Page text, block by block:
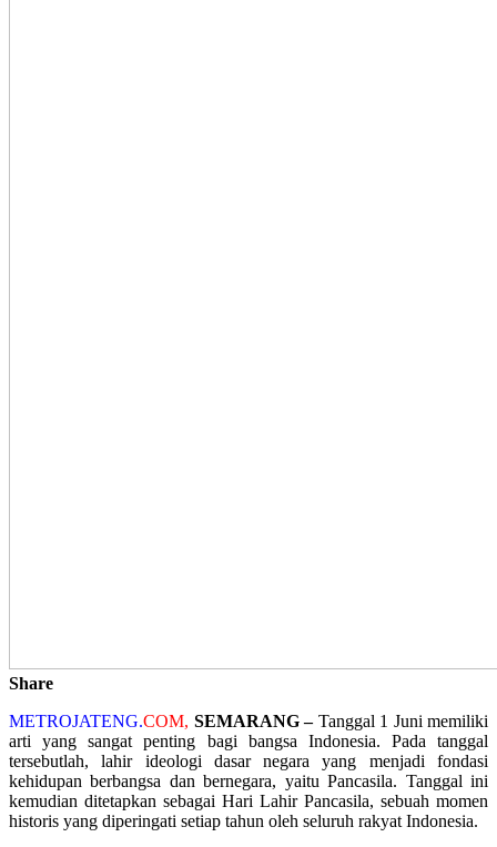
Share
METROJATENG.COM, SEMARANG –Tanggal 1 Juni memiliki
arti yang sangat penting bagi bangsa Indonesia. Pada tanggal
tersebutlah, lahir ideologi dasar negara yang menjadi fondasi
kehidupan berbangsa dan bernegara, yaitu Pancasila. Tanggal ini
kemudian ditetapkan sebagai Hari Lahir Pancasila, sebuah momen
historis yang diperingati setiap tahun oleh seluruh rakyat Indonesia.